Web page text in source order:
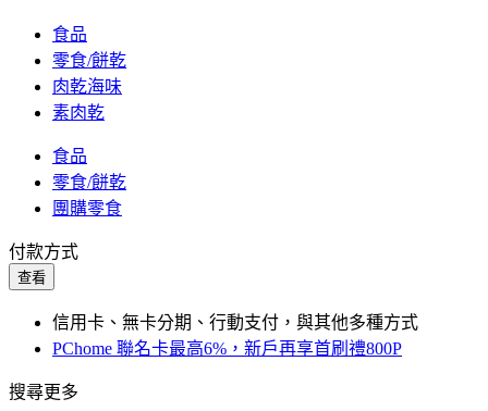
食品
零食/餅乾
肉乾海味
素肉乾
食品
零食/餅乾
團購零食
付款方式
查看
信用卡、無卡分期、行動支付，與其他多種方式
PChome 聯名卡最高6%，新戶再享首刷禮800P
搜尋更多